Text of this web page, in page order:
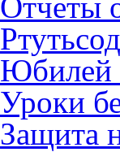
Юбилей
Уроки
Защита